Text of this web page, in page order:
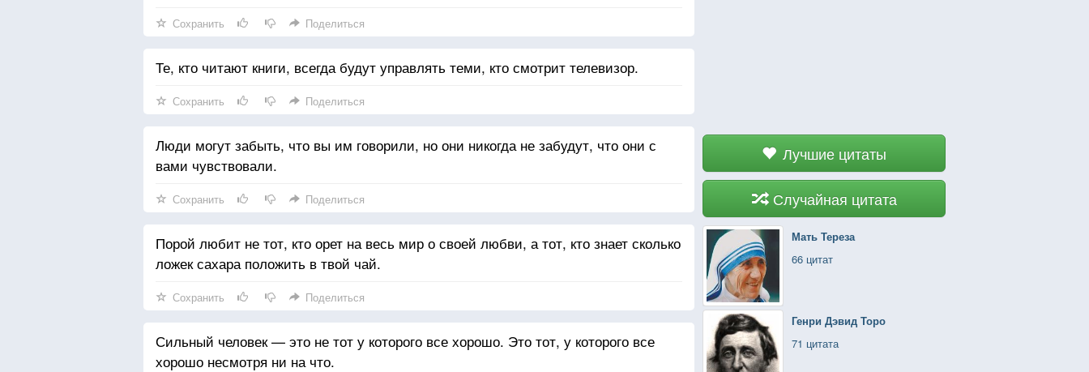
Лучшие цитаты
Случайная цитата
Мать Тереза
66 цитат
Генри Дэвид Торо
71 цитата
Сохранить Поделиться
Те, кто читают книги, всегда будут управлять теми, кто смотрит телевизор.
Сохранить Поделиться
Люди могут забыть, что вы им говорили, но они никогда не забудут, что они с
вами чувствовали.
Сохранить Поделиться
Порой любит не тот, кто орет на весь мир о своей любви, а тот, кто знает сколько
ложек сахара положить в твой чай.
Сохранить Поделиться
Сильный человек — это не тот у которого все хорошо. Это тот, у которого все
хорошо несмотря ни на что.